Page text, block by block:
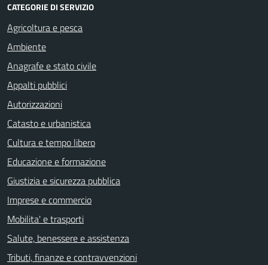
CATEGORIE DI SERVIZIO
Agricoltura e pesca
Ambiente
Anagrafe e stato civile
Appalti pubblici
Autorizzazioni
Catasto e urbanistica
Cultura e tempo libero
Educazione e formazione
Giustizia e sicurezza pubblica
Imprese e commercio
Mobilita' e trasporti
Salute, benessere e assistenza
Tributi, finanze e contravvenzioni